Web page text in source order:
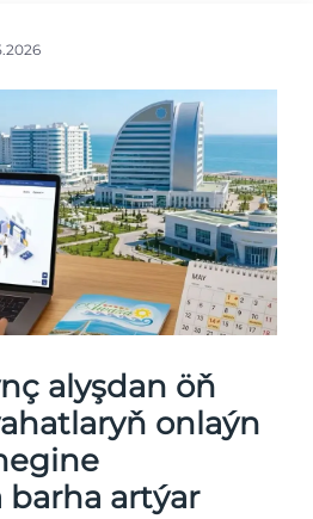
alyşdan öň
onlaýn
artýar